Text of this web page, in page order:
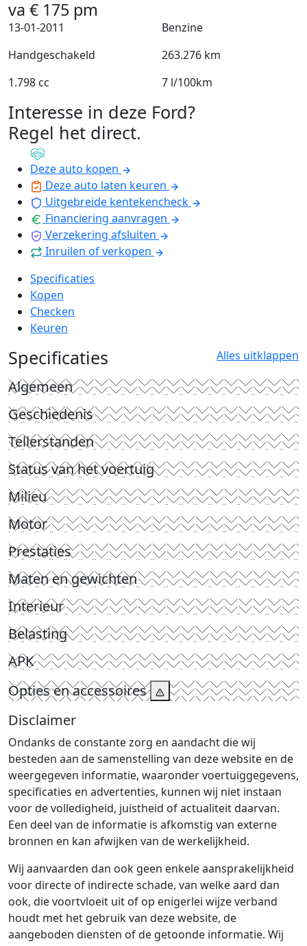
va € 175 pm
13-01-2011
Benzine
Handgeschakeld
263.276 km
1.798 cc
7 l/100km
Interesse in deze Ford?
Regel het direct.
Deze auto kopen
Deze auto laten keuren
Uitgebreide kentekencheck
Financiering aanvragen
Verzekering afsluiten
Inruilen of verkopen
Specificaties
Kopen
Checken
Keuren
Specificaties Alles uitklappen
Algemeen
Geschiedenis
Tellerstanden
Status van het voertuig
Milieu
Motor
Prestaties
Maten en gewichten
Interieur
Belasting
APK
Opties en accessoires
Disclaimer
Ondanks de constante zorg en aandacht die wij
besteden aan de samenstelling van deze website en de
weergegeven informatie, waaronder voertuiggegevens,
specificaties en advertenties, kunnen wij niet instaan
voor de volledigheid, juistheid of actualiteit daarvan.
Een deel van de informatie is afkomstig van externe
bronnen en kan afwijken van de werkelijkheid.
Wij aanvaarden dan ook geen enkele aansprakelijkheid
voor directe of indirecte schade, van welke aard dan
ook, die voortvloeit uit of op enigerlei wijze verband
houdt met het gebruik van deze website, de
aangeboden diensten of de getoonde informatie. Wij